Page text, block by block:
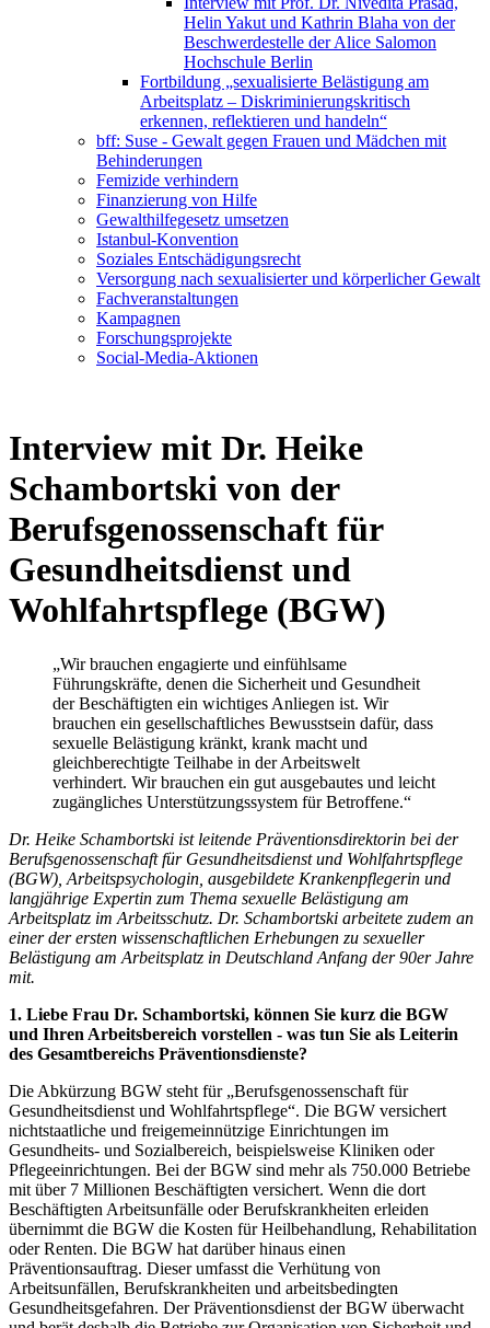
Helin Yakut und Kathrin Blaha von der
Beschwerdestelle der Alice Salomon
Hochschule Berlin
Fortbildung „sexualisierte Belästigung am
Arbeitsplatz – Diskriminierungskritisch
erkennen, reflektieren und handeln“
bff: Suse - Gewalt gegen Frauen und Mädchen mit
Behinderungen
Femizide verhindern
Finanzierung von Hilfe
Gewalthilfegesetz umsetzen
Istanbul-Konvention
Soziales Entschädigungsrecht
Versorgung nach sexualisierter und körperlicher Gewalt
Fachveranstaltungen
Kampagnen
Forschungsprojekte
Social-Media-Aktionen
Interview mit Dr. Heike
Schambortski von der
Berufsgenossenschaft für
Gesundheitsdienst und
Wohlfahrtspflege (BGW)
„Wir brauchen engagierte und einfühlsame
Führungskräfte, denen die Sicherheit und Gesundheit
der Beschäftigten ein wichtiges Anliegen ist. Wir
brauchen ein gesellschaftliches Bewusstsein dafür, dass
sexuelle Belästigung kränkt, krank macht und
gleichberechtigte Teilhabe in der Arbeitswelt
verhindert. Wir brauchen ein gut ausgebautes und leicht
zugängliches Unterstützungssystem für Betroffene.“
Dr. Heike Schambortski ist leitende Präventionsdirektorin bei der
Berufsgenossenschaft für Gesundheitsdienst und Wohlfahrtspflege
(BGW), Arbeitspsychologin, ausgebildete Krankenpflegerin und
langjährige Expertin zum Thema sexuelle Belästigung am
Arbeitsplatz im Arbeitsschutz. Dr. Schambortski arbeitete zudem an
einer der ersten wissenschaftlichen Erhebungen zu sexueller
Belästigung am Arbeitsplatz in Deutschland Anfang der 90er Jahre
mit.
1. Liebe Frau Dr. Schambortski, können Sie kurz die BGW
und Ihren Arbeitsbereich vorstellen - was tun Sie als Leiterin
des Gesamtbereichs Präventionsdienste?
Die Abkürzung BGW steht für „Berufsgenossenschaft für
Gesundheitsdienst und Wohlfahrtspflege“. Die BGW versichert
nichtstaatliche und freigemeinnützige Einrichtungen im
Gesundheits- und Sozialbereich, beispielsweise Kliniken oder
Pflegeeinrichtungen. Bei der BGW sind mehr als 750.000 Betriebe
mit über 7 Millionen Beschäftigten versichert. Wenn die dort
Beschäftigten Arbeitsunfälle oder Berufskrankheiten erleiden
übernimmt die BGW die Kosten für Heilbehandlung, Rehabilitation
oder Renten. Die BGW hat darüber hinaus einen
Präventionsauftrag. Dieser umfasst die Verhütung von
Arbeitsunfällen, Berufskrankheiten und arbeitsbedingten
Gesundheitsgefahren. Der Präventionsdienst der BGW überwacht